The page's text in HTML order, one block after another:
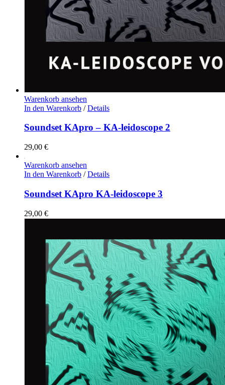
Warenkorb ansehen
In den Warenkorb / Details
Soundset KApro – KA-leidoscope 2
29,00 €
Warenkorb ansehen
In den Warenkorb / Details
Soundset KApro KA-leidoscope 3
29,00 €